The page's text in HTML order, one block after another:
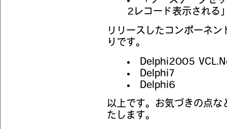
2レコード表示される
リリースしたコンポーネ
りです。
Delphi2005
Delphi7
Delphi6
以上です。お気づきの点な
たします。